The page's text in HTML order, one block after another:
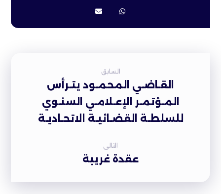
السابق
القـاضـي المحمـود يتـرأس
المـؤتمـر الإعـلامـي السنـوي
للسلطـة القضـائيـة الاتحـاديـة
التالى
عقدة غريبة